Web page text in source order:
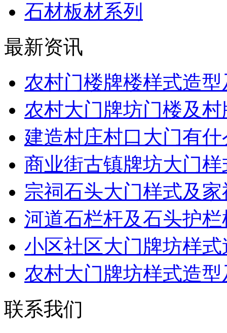
石材板材系列
最新资讯
农村门楼牌楼样式造
农村大门牌坊门楼及
建造村庄村口大门有
商业街古镇牌坊大门
宗祠石头大门样式及
河道石栏杆及石头护
小区社区大门牌坊样
农村大门牌坊样式造
联系我们